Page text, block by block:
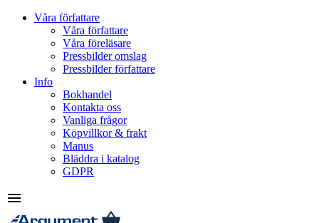
Våra författare
Våra författare
Våra föreläsare
Pressbilder omslag
Pressbilder författare
Info
Bokhandel
Kontakta oss
Vanliga frågor
Köpvillkor & frakt
Manus
Bläddra i katalog
GDPR
menu